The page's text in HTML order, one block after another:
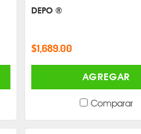
DEPO ®
$1,689.00
AGREGAR
Comparar